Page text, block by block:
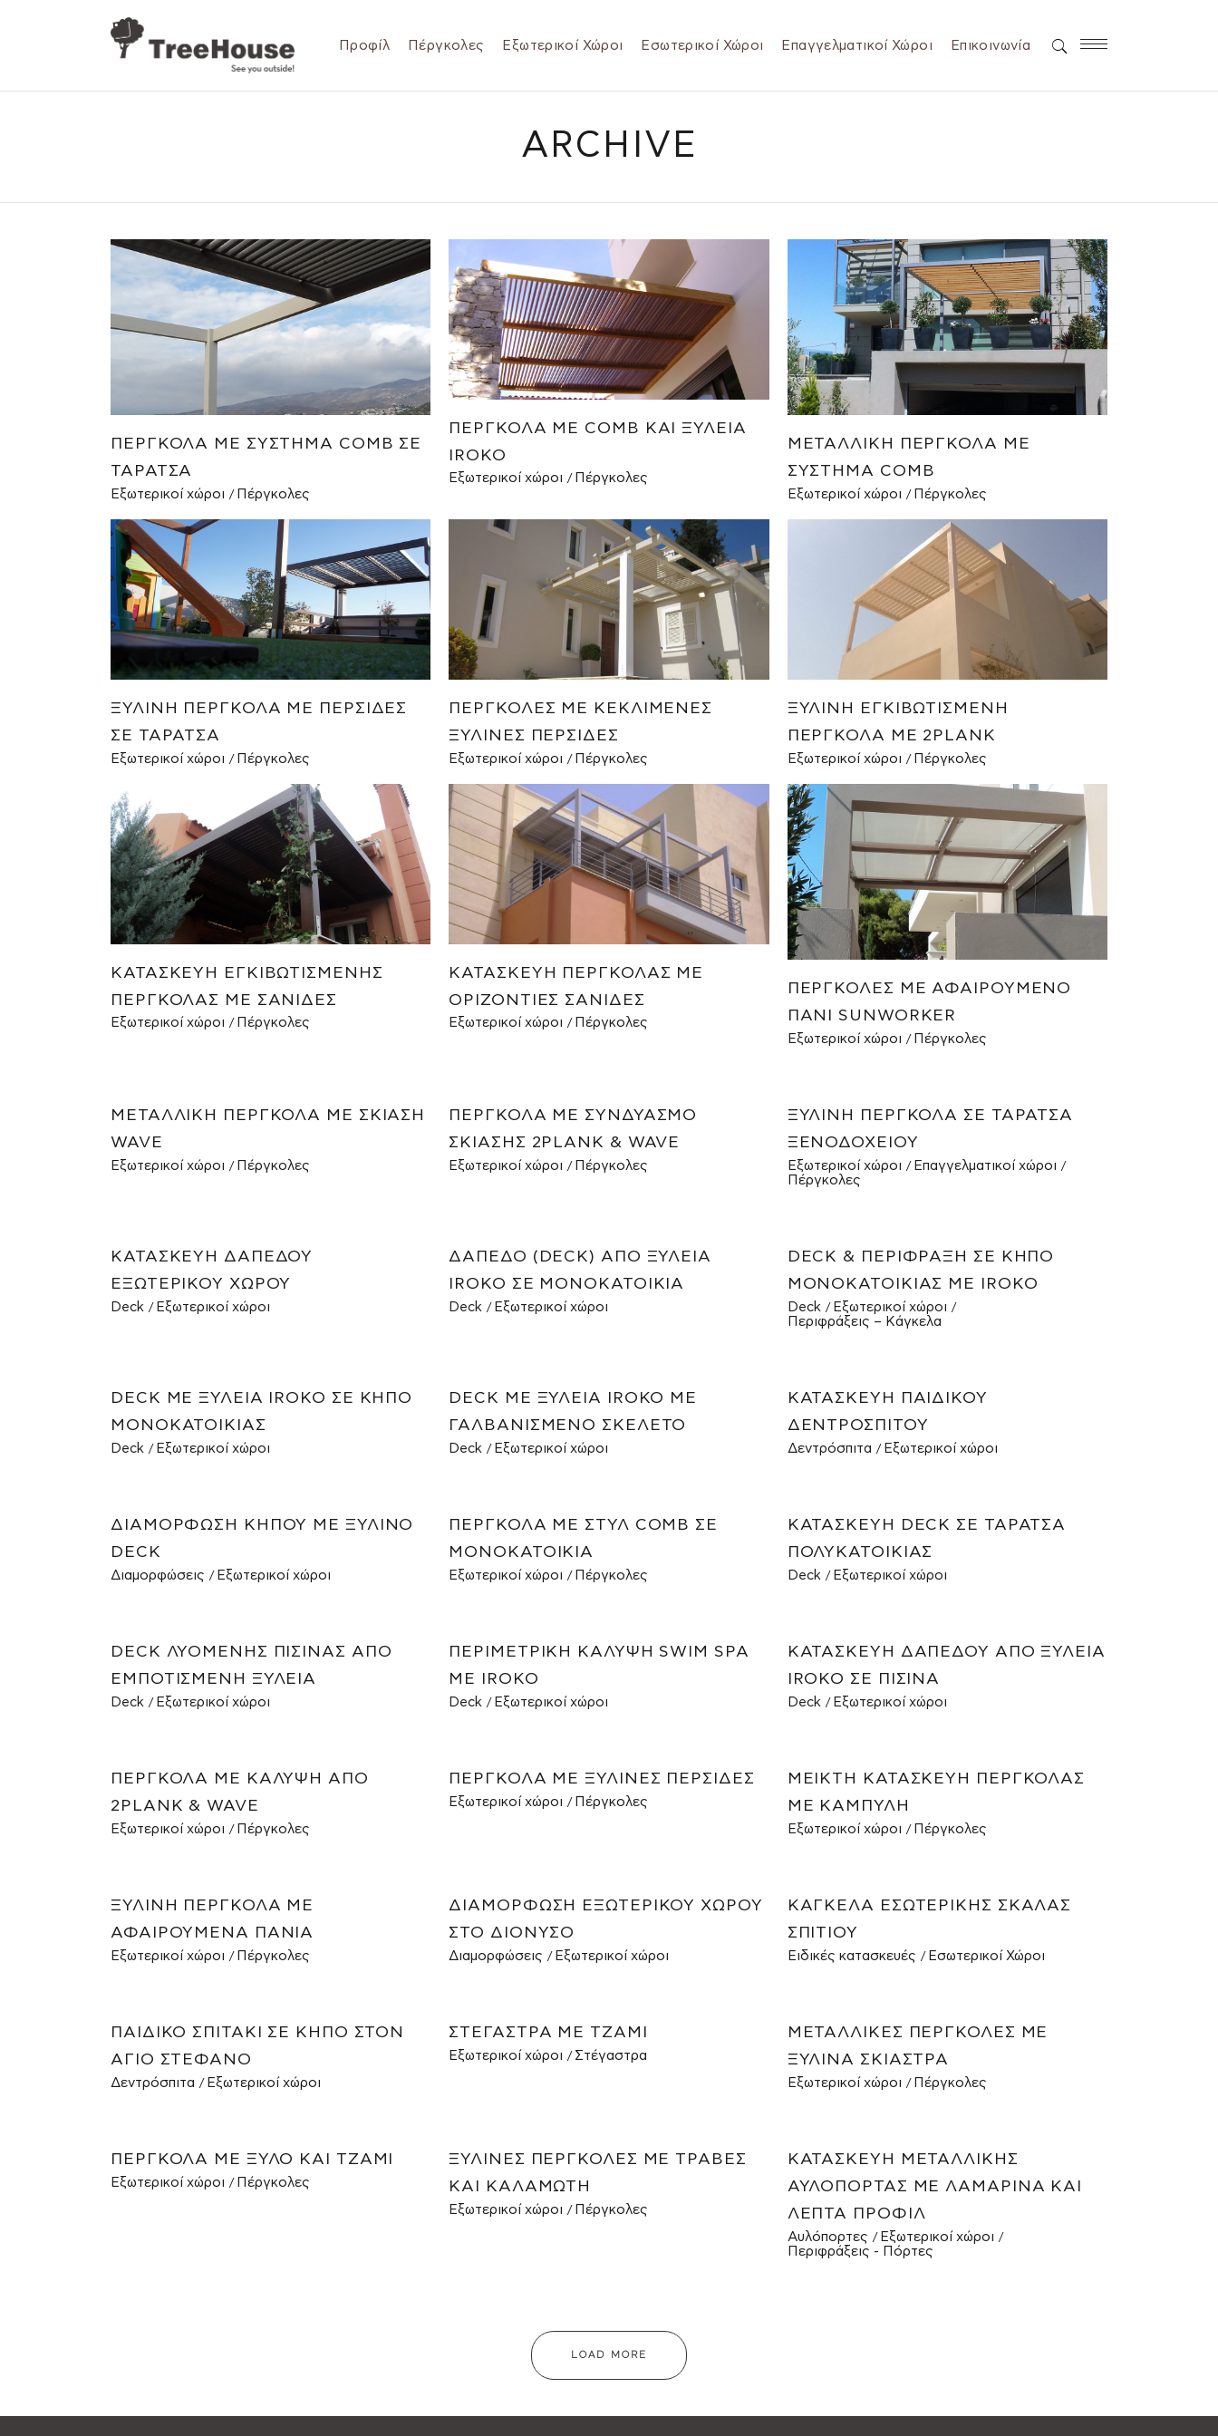
Προφίλ Πέργκολες Εξωτερικοί Χώροι Εσωτερικοί Χώροι Επαγγελματικοί Χώροι Επικοινωνία
ARCHIVE
ΠΈΡΓΚΟΛΑ ΜΕ ΣΎΣΤΗΜΑ COMB ΣΕ
ΤΑΡΆΤΣΑ
Εξωτερικοί χώροι Πέργκολες
ΠΈΡΓΚΟΛΑ ΜΕ COMB ΚΑΙ ΞΥΛΕΊΑ
IROKO
Εξωτερικοί χώροι Πέργκολες
ΜΕΤΑΛΛΙΚΉ ΠΈΡΓΚΟΛΑ ΜΕ
ΣΎΣΤΗΜΑ COMB
Εξωτερικοί χώροι Πέργκολες
ΞΎΛΙΝΗ ΠΈΡΓΚΟΛΑ ΜΕ ΠΕΡΣΊΔΕΣ
ΣΕ ΤΑΡΆΤΣΑ
Εξωτερικοί χώροι Πέργκολες
ΠΈΡΓΚΟΛΕΣ ΜΕ ΚΕΚΛΙΜΈΝΕΣ
ΞΎΛΙΝΕΣ ΠΕΡΣΊΔΕΣ
Εξωτερικοί χώροι Πέργκολες
ΞΎΛΙΝΗ ΕΓΚΙΒΩΤΙΣΜΈΝΗ
ΠΈΡΓΚΟΛΑ ΜΕ 2PLANK
Εξωτερικοί χώροι Πέργκολες
ΚΑΤΑΣΚΕΥΉ ΕΓΚΙΒΩΤΙΣΜΈΝΗΣ
ΠΈΡΓΚΟΛΑΣ ΜΕ ΣΑΝΊΔΕΣ
Εξωτερικοί χώροι Πέργκολες
ΚΑΤΑΣΚΕΥΉ ΠΈΡΓΚΟΛΑΣ ΜΕ
ΟΡΙΖΌΝΤΙΕΣ ΣΑΝΊΔΕΣ
Εξωτερικοί χώροι Πέργκολες
ΠΈΡΓΚΟΛΕΣ ΜΕ ΑΦΑΙΡΟΎΜΕΝΟ
ΠΑΝΊ SUNWORKER
Εξωτερικοί χώροι Πέργκολες
ΜΕΤΑΛΛΙΚΉ ΠΈΡΓΚΟΛΑ ΜΕ ΣΚΊΑΣΗ
WAVE
Εξωτερικοί χώροι Πέργκολες
ΠΈΡΓΚΟΛΑ ΜΕ ΣΥΝΔΥΑΣΜΌ
ΣΚΊΑΣΗΣ 2PLANK & WAVE
Εξωτερικοί χώροι Πέργκολες
ΞΎΛΙΝΗ ΠΈΡΓΚΟΛΑ ΣΕ ΤΑΡΆΤΣΑ
ΞΕΝΟΔΟΧΕΊΟΥ
Εξωτερικοί χώροι
Επαγγελματικοί χώροι
Πέργκολες
ΚΑΤΑΣΚΕΥΉ ΔΑΠΈΔΟΥ
ΕΞΩΤΕΡΙΚΟΎ ΧΏΡΟΥ
Deck Εξωτερικοί χώροι
ΔΆΠΕΔΟ (DECK) ΑΠΌ ΞΥΛΕΊΑ
IROKO ΣΕ ΜΟΝΟΚΑΤΟΙΚΊΑ
Deck Εξωτερικοί χώροι
DECK & ΠΕΡΊΦΡΑΞΗ ΣΕ ΚΉΠΟ
ΜΟΝΟΚΑΤΟΙΚΊΑΣ ΜΕ IROKO
Deck
Εξωτερικοί χώροι
Περιφράξεις – Κάγκελα
DECK ΜΕ ΞΥΛΕΊΑ IROKO ΣΕ ΚΉΠΟ
ΜΟΝΟΚΑΤΟΙΚΊΑΣ
Deck Εξωτερικοί χώροι
DECK ΜΕ ΞΥΛΕΊΑ IROKO ΜΕ
ΓΑΛΒΑΝΙΣΜΈΝΟ ΣΚΕΛΕΤΌ
Deck Εξωτερικοί χώροι
ΚΑΤΑΣΚΕΥΉ ΠΑΙΔΙΚΟΎ
ΔΕΝΤΡΌΣΠΙΤΟΥ
Δεντρόσπιτα Εξωτερικοί χώροι
ΔΙΑΜΌΡΦΩΣΗ ΚΉΠΟΥ ΜΕ ΞΎΛΙΝΟ
DECK
Διαμορφώσεις Εξωτερικοί χώροι
ΠΈΡΓΚΟΛΑ ΜΕ ΣΤΥΛ COMB ΣΕ
ΜΟΝΟΚΑΤΟΙΚΊΑ
Εξωτερικοί χώροι Πέργκολες
ΚΑΤΑΣΚΕΥΉ DECK ΣΕ ΤΑΡΆΤΣΑ
ΠΟΛΥΚΑΤΟΙΚΊΑΣ
Deck Εξωτερικοί χώροι
DECK ΛΥΌΜΕΝΗΣ ΠΙΣΊΝΑΣ ΑΠΌ
ΕΜΠΟΤΙΣΜΈΝΗ ΞΥΛΕΊΑ
Deck Εξωτερικοί χώροι
ΠΕΡΙΜΕΤΡΙΚΉ ΚΆΛΥΨΗ SWIM SPA
ΜΕ IROKO
Deck Εξωτερικοί χώροι
ΚΑΤΑΣΚΕΥΉ ΔΑΠΈΔΟΥ ΑΠΌ ΞΥΛΕΊΑ
IROKO ΣΕ ΠΙΣΊΝΑ
Deck Εξωτερικοί χώροι
ΠΈΡΓΚΟΛΑ ΜΕ ΚΆΛΥΨΗ ΑΠΌ
2PLANK & WAVE
Εξωτερικοί χώροι Πέργκολες
ΠΈΡΓΚΟΛΑ ΜΕ ΞΎΛΙΝΕΣ ΠΕΡΣΊΔΕΣ
Εξωτερικοί χώροι Πέργκολες
ΜΕΙΚΤΉ ΚΑΤΑΣΚΕΥΉ ΠΈΡΓΚΟΛΑΣ
ΜΕ ΚΑΜΠΎΛΗ
Εξωτερικοί χώροι Πέργκολες
ΞΎΛΙΝΗ ΠΈΡΓΚΟΛΑ ΜΕ
ΑΦΑΙΡΟΎΜΕΝΑ ΠΑΝΙΆ
Εξωτερικοί χώροι Πέργκολες
ΔΙΑΜΌΡΦΩΣΗ ΕΞΩΤΕΡΙΚΟΎ ΧΏΡΟΥ
ΣΤΟ ΔΙΌΝΥΣΟ
Διαμορφώσεις Εξωτερικοί χώροι
ΚΆΓΚΕΛΑ ΕΣΩΤΕΡΙΚΉΣ ΣΚΆΛΑΣ
ΣΠΙΤΙΟΎ
Ειδικές κατασκευές Εσωτερικοί Χώροι
ΠΑΙΔΙΚΌ ΣΠΙΤΆΚΙ ΣΕ ΚΉΠΟ ΣΤΟΝ
ΆΓΙΟ ΣΤΈΦΑΝΟ
Δεντρόσπιτα Εξωτερικοί χώροι
ΣΤΈΓΑΣΤΡΑ ΜΕ ΤΖΆΜΙ
Εξωτερικοί χώροι Στέγαστρα
ΜΕΤΑΛΛΙΚΈΣ ΠΈΡΓΚΟΛΕΣ ΜΕ
ΞΎΛΙΝΑ ΣΚΊΑΣΤΡΑ
Εξωτερικοί χώροι Πέργκολες
ΠΈΡΓΚΟΛΑ ΜΕ ΞΎΛΟ ΚΑΙ ΤΖΆΜΙ
Εξωτερικοί χώροι Πέργκολες
ΞΎΛΙΝΕΣ ΠΈΡΓΚΟΛΕΣ ΜΕ ΤΡΆΒΕΣ
ΚΑΙ ΚΑΛΑΜΩΤΉ
Εξωτερικοί χώροι Πέργκολες
ΚΑΤΑΣΚΕΥΉ ΜΕΤΑΛΛΙΚΉΣ
ΑΥΛΌΠΟΡΤΑΣ ΜΕ ΛΑΜΑΡΊΝΑ ΚΑΙ
ΛΕΠΤΆ ΠΡΟΦΊΛ
Αυλόπορτες
Εξωτερικοί χώροι
Περιφράξεις - Πόρτες
LOAD MORE